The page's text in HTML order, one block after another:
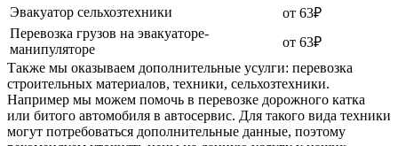
Эвакуатор сельхозтехники
от 63₽
Перевозка грузов на эвакуаторе-
манипуляторе
от 63₽
Также мы оказываем дополнительные усулги: перевозка
строительных материалов, техники, сельхозтехники.
Например мы можем помочь в перевозке дорожного катка
или битого автомобиля в автосервис. Для такого вида техники
могут потребоваться дополнительные данные, поэтому